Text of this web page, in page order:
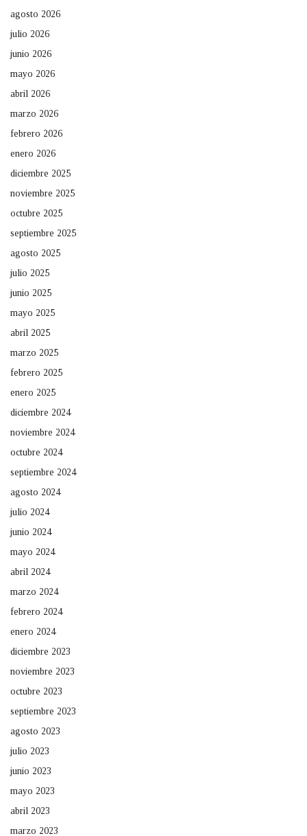
agosto 2026
julio 2026
junio 2026
mayo 2026
abril 2026
marzo 2026
febrero 2026
enero 2026
diciembre 2025
noviembre 2025
octubre 2025
septiembre 2025
agosto 2025
julio 2025
junio 2025
mayo 2025
abril 2025
marzo 2025
febrero 2025
enero 2025
diciembre 2024
noviembre 2024
octubre 2024
septiembre 2024
agosto 2024
julio 2024
junio 2024
mayo 2024
abril 2024
marzo 2024
febrero 2024
enero 2024
diciembre 2023
noviembre 2023
octubre 2023
septiembre 2023
agosto 2023
julio 2023
junio 2023
mayo 2023
abril 2023
marzo 2023